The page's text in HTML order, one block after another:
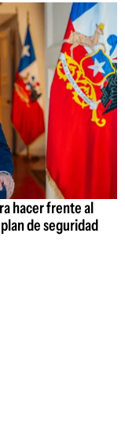
hacer frente al
de seguridad